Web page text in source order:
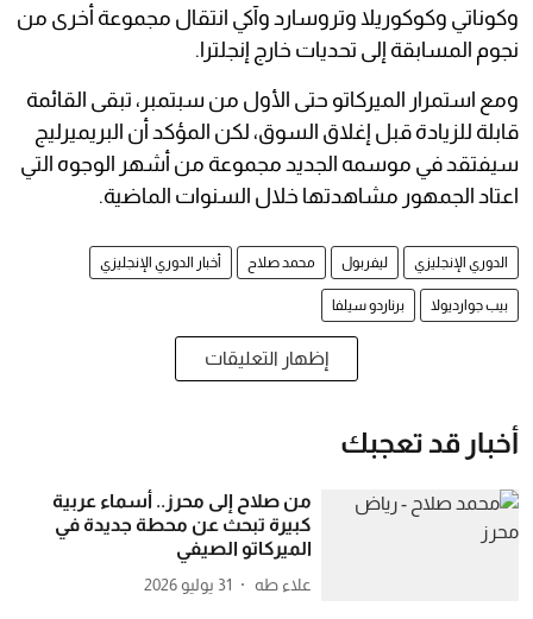
وكوناتي وكوكوريلا وتروسارد وآكي انتقال مجموعة أخرى من
نجوم المسابقة إلى تحديات خارج إنجلترا.
ومع استمرار الميركاتو حتى الأول من سبتمبر، تبقى القائمة
قابلة للزيادة قبل إغلاق السوق، لكن المؤكد أن البريميرليج
سيفتقد في موسمه الجديد مجموعة من أشهر الوجوه التي
اعتاد الجمهور مشاهدتها خلال السنوات الماضية.
الدوري الإنجليزي ليفربول محمد صلاح أخبار الدوري الإنجليزي
بيب جوارديولا برناردو سيلفا
إظهار التعليقات
أخبار قد تعجبك
من صلاح إلى محرز.. أسماء عربية
كبيرة تبحث عن محطة جديدة في
الميركاتو الصيفي
علاء طه 31 يوليو 2026